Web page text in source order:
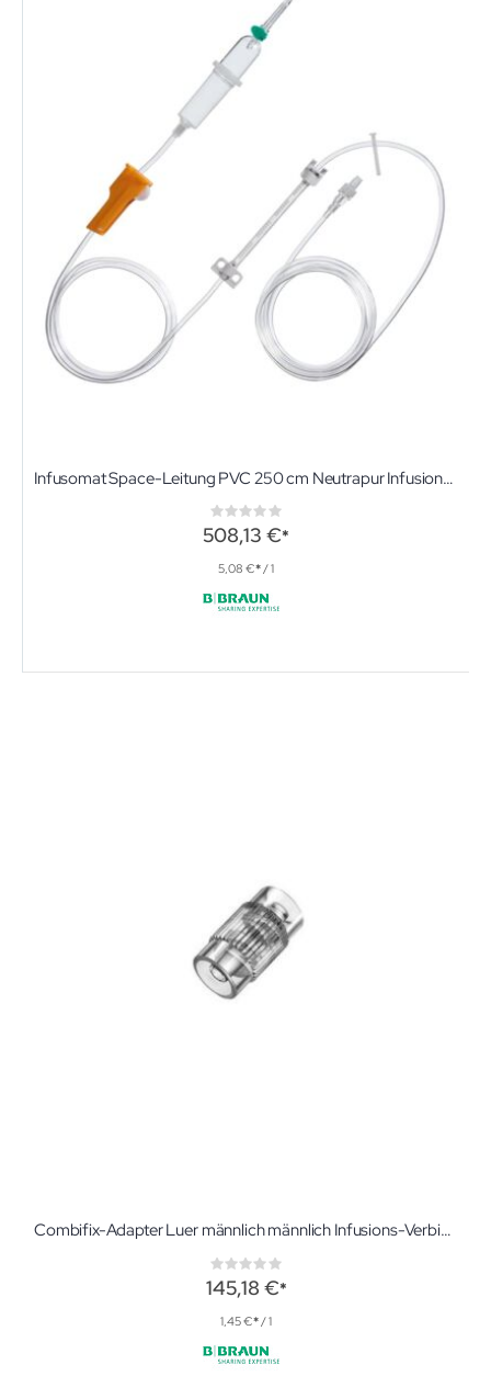
Infusomat Space-Leitung PVC 250 cm Neutrapur Infusionsleitung für Infusomat fmS, Infusomat Space
Rating:
0%
508,13 €
5,08 € / 1
Combifix-Adapter Luer männlich männlich Infusions-Verbindungszubehör
Rating:
0%
145,18 €
1,45 € / 1